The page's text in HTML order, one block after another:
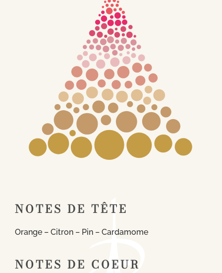
NOTES DE TÊTE
Orange – Citron – Pin – Cardamome
NOTES DE COEUR